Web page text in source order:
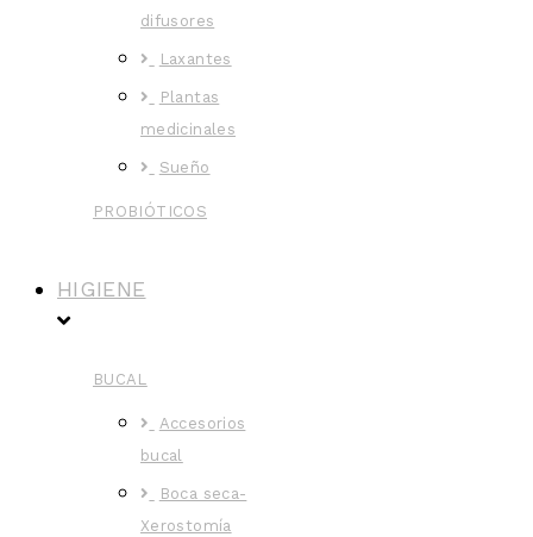
difusores
Laxantes
Plantas
medicinales
Sueño
PROBIÓTICOS
HIGIENE
BUCAL
Accesorios
bucal
Boca seca-
Xerostomía